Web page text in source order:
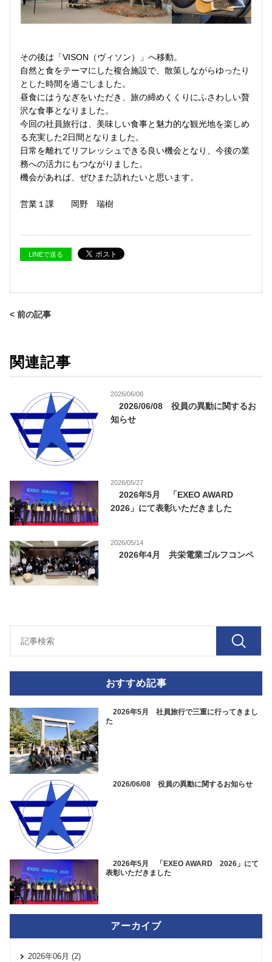
その後は「VISON（ヴィソン）」へ移動。
自然と食をテーマにした複合施設で、散策しながらゆったり
とした時間を過ごしました。
昼食にはうなぎをいただき、旅の締めくくりにふさわしい贅
沢な食事となりました。
今回の社員旅行は、美味しい食事と魅力的な観光地を楽しめ
る充実した2日間となりました。
日常を離れてリフレッシュできる良い機会となり、今後の業
務への活力にもつながりました。
機会があれば、ぜひまた訪れたいと思います。
営業１課 岡野 瑞樹
LINEで送る
< 前の記事
関連記事
2026/06/08
2026/06/08 役員の異動に関するお
知らせ
2026/05/27
2026年5月 「EXEO AWARD
2026」にて表彰いただきました
2026/05/14
2026年4月 共栄電業ゴルフコンペ
おすすめ記事
2026年5月 社員旅行で三重に行ってきまし
た
2026/06/08 役員の異動に関するお知らせ
2026年5月 「EXEO AWARD 2026」にて
表彰いただきました
アーカイブ
2026年06月 (2)